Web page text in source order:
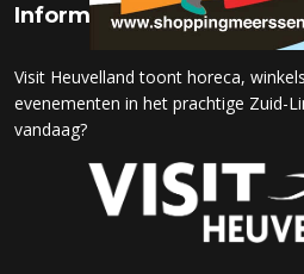
Informatie
Visit Heuvelland toont horeca,
evenementen in het prachtige Zuid-
vandaag?